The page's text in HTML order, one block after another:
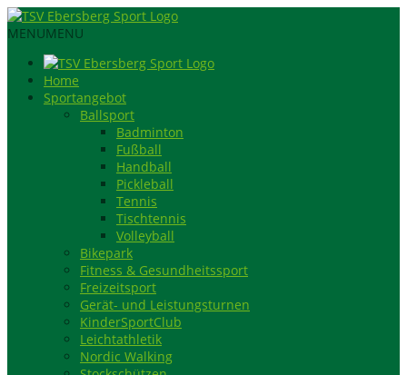
MENUMENU
Home
Sportangebot
Ballsport
Badminton
Fußball
Handball
Pickleball
Tennis
Tischtennis
Volleyball
Bikepark
Fitness & Gesundheitssport
Freizeitsport
Gerät- und Leistungsturnen
KinderSportClub
Leichtathletik
Nordic Walking